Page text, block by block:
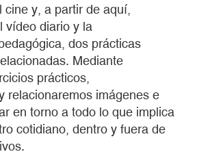
cine y, a partir de aquí,
vídeo diario y la
dos prácticas
Mediante
prácticos,
relacionaremos imágenes e
en torno a todo lo que implica
cotidiano, dentro y fuera de